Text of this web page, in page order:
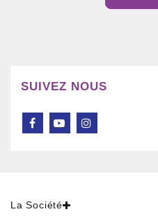
SUIVEZ NOUS
La Société